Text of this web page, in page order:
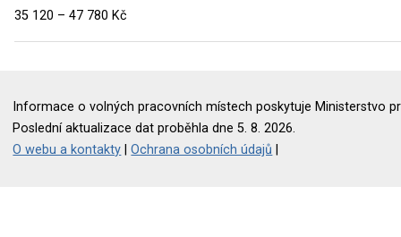
35 120 – 47 780 Kč
Informace o volných pracovních místech poskytuje Ministerstvo
Poslední aktualizace dat proběhla dne 5. 8. 2026.
O webu a kontakty |Ochrana osobních údajů